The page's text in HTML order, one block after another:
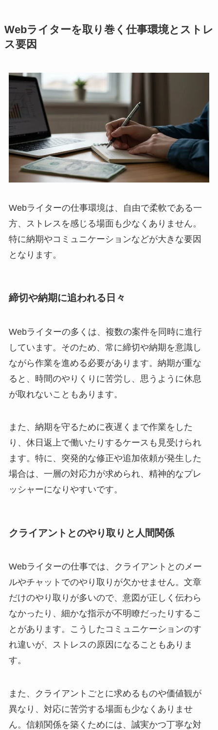
Webライターを取り巻く仕事環境とストレ
ス要因
Webライターの仕事環境は、自由で柔軟である一
方、ストレスを感じる場面も少なくありません。
特に納期やコミュニケーションなどが大きな要因
となります。
締切や納期に追われる日々
Webライターの多くは、複数の案件を同時に進行
しています。そのため、常に締切や納期を意識し
ながら作業を進める必要があります。納期が重な
ると、時間のやりくりに苦労し、思うように休息
が取れないこともあります。
また、納期を守るために夜遅くまで作業をした
り、休日返上で働いたりするケースも見受けられ
ます。特に、突発的な修正や追加依頼が発生した
場合は、一層の対応力が求められ、精神的なプレ
ッシャーになりやすいです。
クライアントとのやり取りと人間関係
Webライターの仕事では、クライアントとのメー
ルやチャットでのやり取りが欠かせません。文章
だけのやり取りが多いので、意図が正しく伝わら
なかったり、細かな指示が不明瞭だったりするこ
とがあります。こうしたコミュニケーションのす
れ違いが、ストレスの原因になることもありま
す。
また、クライアントごとに求めるものや価値観が
異なり、対応に苦労する場面も少なくありませ
ん。信頼関係を築くためには、誠実かつ丁寧な対